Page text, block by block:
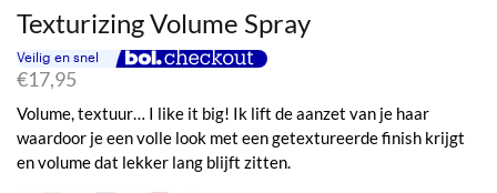
Texturizing Volume Spray
€17,95
Volume, textuur… I like it big! Ik lift de aanzet van je haar
waardoor je een volle look met een getextureerde finish krijgt
en volume dat lekker lang blijft zitten.